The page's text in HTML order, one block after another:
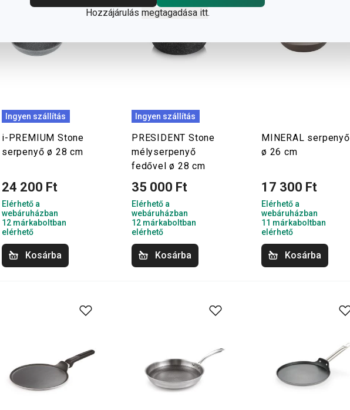
Hozzájárulás megtagadása itt.
Ingyen szállítás
i-PREMIUM Stone
serpenyő ø 28 cm
24 200 Ft
Elérhető a
webáruházban
12 márkaboltban
elérhető
Kosárba
Ingyen szállítás
PRESIDENT Stone
mélyserpenyő
fedővel ø 28 cm
35 000 Ft
Elérhető a
webáruházban
12 márkaboltban
elérhető
Kosárba
MINERAL serpenyő
ø 26 cm
17 300 Ft
Elérhető a
webáruházban
11 márkaboltban
elérhető
Kosárba